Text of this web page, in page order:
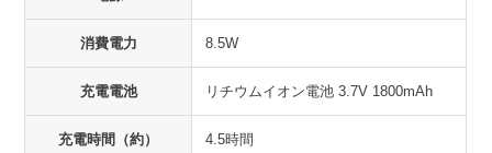
消費電力 8.5W
充電電池 リチウムイオン電池 3.7V 1800mAh
充電時間（約） 4.5時間